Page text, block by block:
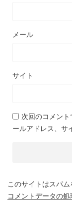
メール
サイト
次回のコメン
ールアドレス、サ
このサイトはスパ
コメントデータの